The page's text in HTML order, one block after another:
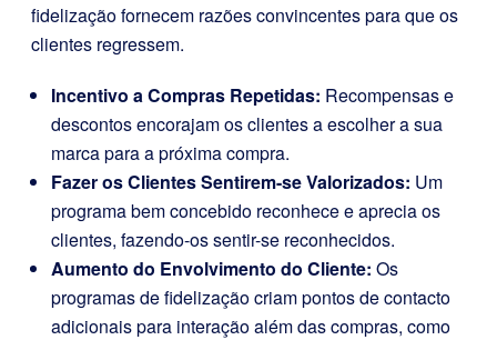
fidelização fornecem razões convincentes para que os
clientes regressem.
Incentivo a Compras Repetidas: Recompensas e
descontos encorajam os clientes a escolher a sua
marca para a próxima compra.
Fazer os Clientes Sentirem-se Valorizados: Um
programa bem concebido reconhece e aprecia os
clientes, fazendo-os sentir-se reconhecidos.
Aumento do Envolvimento do Cliente: Os
programas de fidelização criam pontos de contacto
adicionais para interação além das compras, como